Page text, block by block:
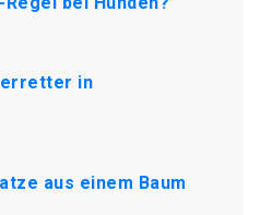
in
aus einem Baum